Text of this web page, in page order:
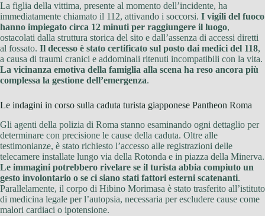
La figlia della vittima, presente al momento dell’incidente, ha
immediatamente chiamato il 112, attivando i soccorsi. I vigili del fuoco
hanno impiegato circa 12 minuti per raggiungere il luogo,
ostacolati dalla struttura storica del sito e dall’assenza di accessi diretti
al fossato. Il decesso è stato certificato sul posto dai medici del 118,
a causa di traumi cranici e addominali ritenuti incompatibili con la vita.
La vicinanza emotiva della famiglia alla scena ha reso ancora più
complessa la gestione dell’emergenza.
Le indagini in corso sulla caduta turista giapponese Pantheon Roma
Gli agenti della polizia di Roma stanno esaminando ogni dettaglio per
determinare con precisione le cause della caduta. Oltre alle
testimonianze, è stato richiesto l’accesso alle registrazioni delle
telecamere installate lungo via della Rotonda e in piazza della Minerva.
Le immagini potrebbero rivelare se il turista abbia compiuto un
gesto involontario o se ci siano stati fattori esterni scatenanti.
Parallelamente, il corpo di Hibino Morimasa è stato trasferito all’istituto
di medicina legale per l’autopsia, necessaria per escludere cause come
malori cardiaci o ipotensione.